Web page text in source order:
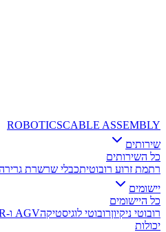
ROBOTICSCABLE ASSEMBLY
שירותים
כל השירותים
רתמת זרוע רובוטיתכבלי שרשרת
יישומים
כל היישומים
רובוטי ניקיוןרובוטי לוגיסטיקהAGV ו-AMR
יכולות